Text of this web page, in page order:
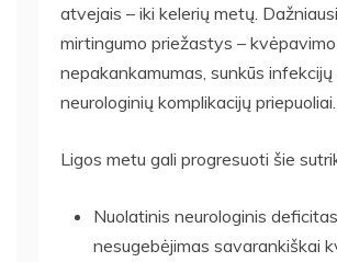
atvejais – iki kelerių metų.
mirtingumo priežastys –
nepakankamumas, sunkūs infekcijų
neurologinių komplikacijų priepuoliai.
Ligos metu gali progresuoti šie
Nuolatinis neurologinis
nesugebėjimas savarankiškai